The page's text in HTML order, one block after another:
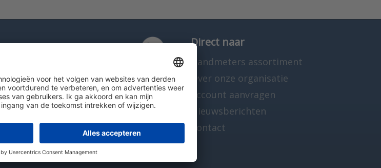
Direct naar
Handmeters assortiment
Over onze organisatie
Account aanvragen
Nieuwsberichten
Contact